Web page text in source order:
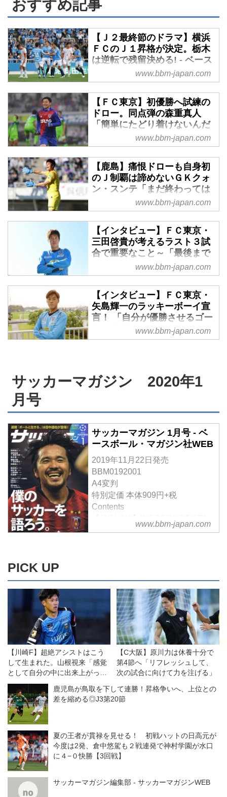
おすすめ記事
【Ｊ２最終節のドラマ】横浜
ＦＣのＪ１昇格が決定。栃木
は逆転で残留決める! - ベース
ボール・マガジン社WEB
（42節）が各地で開催され、前節
に優勝と昇格を決めた柏レイソル
に続き、横浜ＦＣが２位に入り、
自動昇格を決めた。また、Ｊ１参
入プレーオフに進出する４チーム
は、３位・大宮アルディージャ、
４位・徳島ヴォルティス、５位・
ヴァンフォーレ甲府、６位・モン
テディオ山形に決定。残留争いで
は前節まで降格圏に沈んでいた栃
を決め、鹿児島ユナイテッドＦＣ
が降格圏の21位となった。
www.bbm-japan.com
【ＦＣ東京】初優勝へ試練の
ドロー。同点弾の森重真人
「簡単にたどり着けないんだ
なと…」 - ベースボール・マ
ガジン社WEB
11月23日、約３カ月ぶりにホー
ム、味の素スタジアムで湘南ベル
マーレを迎え撃った首位ＦＣ東京
だったが、序盤からミスが重なり
苦しい戦いを強いられた。残留に
向けて気持ちのこもったプレーを
見せる湘南に先制を許すと、後半
アディショナルタイムにＣＢ森重
真人のゴールで何とか追いつき、
辛うじて勝ち点１を手にした。こ
合で逆転優勝を狙う立場となっ
た。
www.bbm-japan.com
【鹿島】痛恨ドローも自身初
のＪ制覇は諦めないＧＫクォ
ン・スンテ「まだ終わっては
いない」 - ベースボール・マ
ガジン社WEB
３位からの逆転優勝を狙う鹿島は
敵地で広島を崩せず、スコアレス
ドローで勝ち点１にとどまった。
ＧＫクォン・スンテはピンチでの
冷静なプレーで完封に貢献したも
のの、勝利にはつながらず。それ
でも試合後は自身初のＪリーグ優
勝に向けて、最後まで諦めない姿
勢を強調した。
www.bbm-japan.com
【インタビュー】ＦＣ東京・
三田啓貴が考えるラスト３試
合で重要なこと～「最後まで
戦い続けることが大事」 - ベ
ースボール・マガジン社WEB
毎週水曜日に『東京育ちの選手』
の言葉を掲載していく連続インタ
ビュー企画の第３弾。今回は、仙
台、神戸と渡り歩き、夏にＦＣ東
京復帰を果たしたミッドフィルダ
決まる。湘南戦（11月23日）、
浦和戦（11月30日）というホー
戦いを見据える――。
www.bbm-japan.com
【インタビュー】ＦＣ東京・
矢島輝一のラッキーボーイ宣
言！ 「自分が優勝させるゴー
ルを決めたい」 - ベースボー
ル・マガジン社WEB
ビュー企画の第２弾。今回は、大
学を経てＦＣ東京に帰ってきたス
る。 ラグビーワールドカップ開
催の影響により８月24日から続い
たアウェー８連戦を終え、いよい
よ次節、ホーム・味の素スタジア
ムに戻る。Ｊ１リーグは、残り３
試合。11月23日の湘南戦、11月
30日の浦和戦という最後のホーム
２連戦を前に、幼い頃からＦＣ東
京を愛してやまない矢島が、リー
グ初優勝への決意を語った――。
www.bbm-japan.com
サッカーマガジン 2020年1
月号
サッカーマガジン 1月号 - ベ
ースボール・マガジン社WEB
2019年11月22日発売
BBM0192001
A4変判
特別定価 本体909円+税
Contents
2019 オリジナルシリアルコード
『欲はあっても出さない』
酒井高徳×
飯倉大樹(神戸)
『日々の積み重ねがすべて』
高木 駿(大分)
『ミスを恐れずにチャレンジす
る』
鎌田次郎×
『周りが安心できる存在に』
佐藤勇人(千葉)
www.bbm-japan.com
PICK UP
【川崎F】超絶アシストはこう
して生まれた。山根視来「感覚
として自分の中に出来上がって
きた」
【C大阪】原川力は休養十分で
第4節へ「リフレッシュして、
次の試合に向けて力を注げる」
鹿児島が鳥取を下して連勝！昇格争いへ、上位との
差を縮める◎J3第20節
夏の王者が貫禄を見せる！ 初戦ハットの日高元が
今度は2発、倉中悠駕も２戦連発で神村学園が水口
に４−０快勝【3回戦】
サッカーマガジン編集部 - サッカーマガジンWEB